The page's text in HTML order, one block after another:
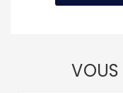
VOUS